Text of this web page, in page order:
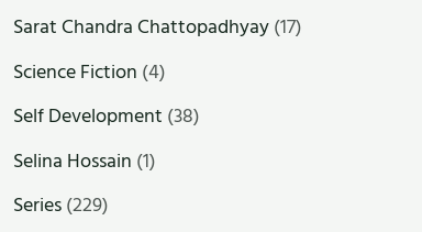
Sarat Chandra Chattopadhyay(17)
Science Fiction (4)
Self Development (38)
Selina Hossain (1)
Series(229)